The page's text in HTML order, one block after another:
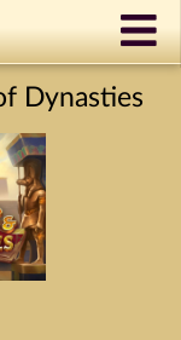
Dynasties